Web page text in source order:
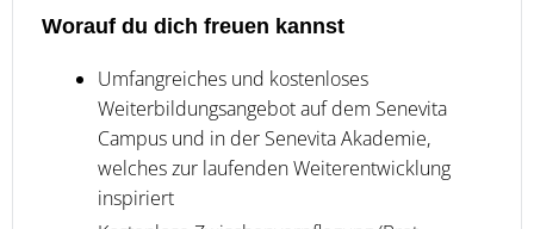
Worauf du dich freuen kannst
Umfangreiches und kostenloses
Weiterbildungsangebot auf dem Senevita
Campus und in der Senevita Akademie,
welches zur laufenden Weiterentwicklung
inspiriert